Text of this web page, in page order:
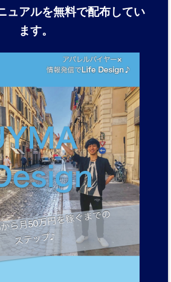
ュアルを無料で配布してい
ます。